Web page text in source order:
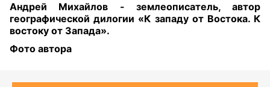
Андрей Михайлов - землеописатель, автор
географической дилогии «К западу от Востока. К
востоку от Запада».
Фото автора